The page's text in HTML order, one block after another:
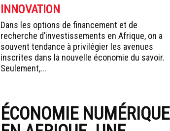
INNOVATION
Dans les options de financement et de
recherche d’investissements en Afrique, on a
souvent tendance à privilégier les avenues
inscrites dans la nouvelle économie du savoir.
Seulement,...
ÉCONOMIE NUMÉRIQUE